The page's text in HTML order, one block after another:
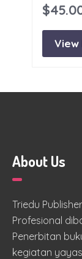
View
About Us
Triedu
Profesional
Penerbitan
kegiatan